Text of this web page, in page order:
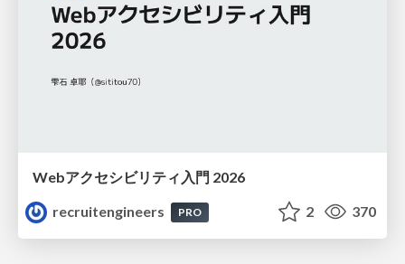
Webアクセシビリティ入門 2026
recruitengineers
PRO 2 370